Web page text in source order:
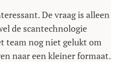
De vraag is alleen
de scantechnologie
team nog niet gelukt om
naar een kleiner formaat.